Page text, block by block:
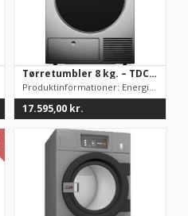
Tørretumbler 8 kg. – TDC1481HS.S
Produktinformationer: Energieffektivitetsklasse: A++ Kapacitet...
17.595,00 kr.